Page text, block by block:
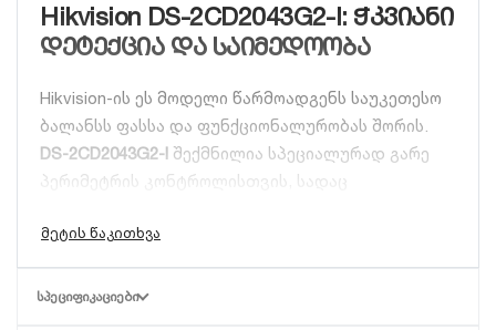
Hikvision DS-2CD2043G2-I: ჭკვიანი
დეტექცია და საიმედოობა
Hikvision-ის ეს მოდელი წარმოადგენს საუკეთესო
ბალანსს ფასსა და ფუნქციონალურობას შორის.
DS-2CD2043G2-I შექმნილია სპეციალურად გარე
პერიმეტრის კონტროლისთვის, სადაც
იდენტიფიცირება.
ძირითადი უპირატესობები:
ᲡᲞᲔᲪᲘᲤᲘᲙᲐᲪᲘᲔᲑᲘ